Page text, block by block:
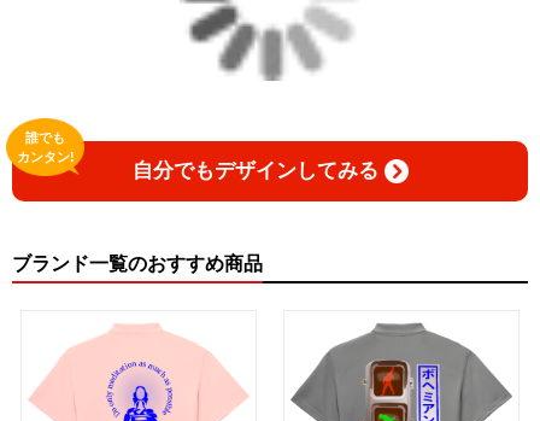
自分でもデザインしてみる
誰でも
カンタン!
ブランド一覧のおすすめ商品